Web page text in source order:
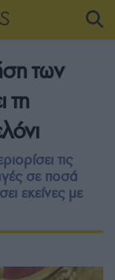
των
τη
τις
σε ποσά
εκείνες με